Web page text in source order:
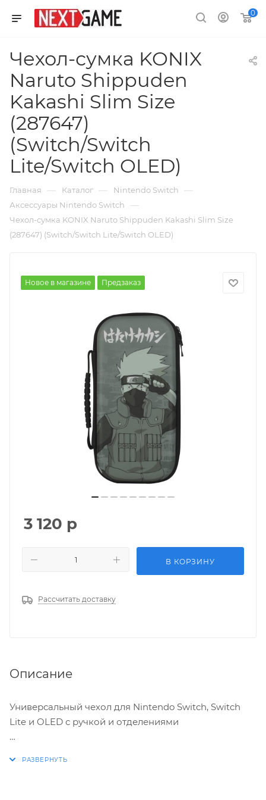
0
Чехол-сумка KONIX
Naruto Shippuden
Kakashi Slim Size
(287647)
(Switch/Switch
Lite/Switch OLED)
Главная — Каталог — Nintendo Switch —
Аксессуары Nintendo Switch —
Чехол-сумка KONIX Naruto Shippuden Kakashi Slim Size
(287647) (Switch/Switch Lite/Switch OLED)
Новое в магазине Предзаказ
3 120 р
В КОРЗИНУ
Рассчитать доставку
Описание
Универсальный чехол для Nintendo Switch, Switch
Lite и OLED с ручкой и отделениями